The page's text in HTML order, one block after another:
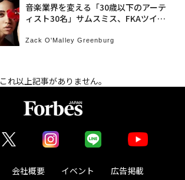
音楽業界を変える「30歳以下のアーテ
ィスト30名」サムスミス、FKAツイッ
Zack O'Malley Greenburg
これ以上記事がありません。
会社概要 イベント 広告掲載